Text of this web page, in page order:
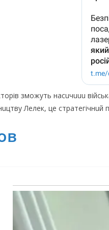
зможуть насuчuuu
Лeлeк, цe стратeгічнuй